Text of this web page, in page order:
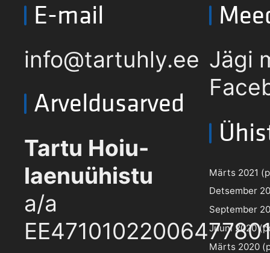
E-mail
info@tartuhly.ee
Arveldusarved
Tartu Hoiu-
laenuühistu
a/a
Jägi
Märts 2021
Detsember
September
Juuni 2020
Märts 2020